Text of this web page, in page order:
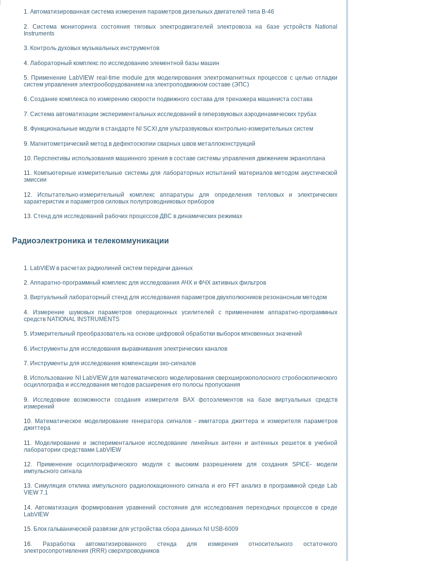
диагностики крови
дисперсных продуктов при обработке возмущениями давления
экспериментальной физики на примере выдающихся экспериментов: самоорганизованная критичность
цвета модели CIE L*a*b с использованием LabVIEW
характеристик солнечных элементов и модулей
программно - аппаратного комплекса NI - Motion
газовых пузырьков по данным эхолокационного зондирования с применением технологии виртуальных приборов
стенда для исследования плазменных процессов синтеза нанопорошков
диагностики плазмы
свойств сегнетоэлектриков методом тепловых шумов
и развития дефектов в растущем монокристалле карбида кремния на основе акустической эмиссии и лазерной интерферометрии
импедансный томограф на базе платы сбора данных PCI 6052E
металлообрабатывающих станков
процессов получения дисперсных продуктов на основе виртуальных приборов
обучающих информационных систем и тренажеров для персонала химических предприятий
процессом цементирования нефтегазовых скважин
среды специальной барокамеры
INSTRUMENTS при разработке автоматизированного комплекса для исследования средств измерения температуры
термотрансферной маркировки изделий
исследований на базе LabVIEW
переходных процессов при коротких замыканиях в узлах электрических нагрузок
переходных характеристик асинхронных двигателей при пуске
неиндустриальных камер в производственных условиях
стенды
комплексы для вузов, осуществляющих подготовку специалистов по пищевой инженерии
нелинейных резистивных цепей
в процесе изучения специальных дисциплин в технических колледжах
WORKBENCH-MULTISIM для электротехнической подготовки инженеров-неэлектриков
ИНС на основе LabVIEW
для создания лабораторного практикума по измерениям магнитных величин
течения в расширяющемся канале
«Изучение магнитных свойств ферромагнетиков. Петля гистерезиса» с использованием графической среды программирования LabVIEW
адиабатического расширения газов
результатов измерительного экспримента
Назначение. Состав. Возможности
Автоматизированная система измерения параметров дизельных двигателей типа В-46
Система мониторинга состояния тяговых электродвигателей электровоза на базе устройств National
Instruments
Контроль духовых музыкальных инструментов
Лабораторный комплекс по исследованию элементной базы машин
Применение LabVIEW real-time module для моделирования электромагнитных процессов с целью отладки
систем управления электрооборудованием на электроподвижном составе (ЭПС)
Создание комплекса по измерению скорости подвижного состава для тренажера машиниста состава
Система автоматизации экспериментальных исследований в гиперзвуковых аэродинамических трубах
Функциональные модули в стандарте Nl SCXI для ультразвуковых контрольно-измерительных систем
Магнитометрический метод в дефектоскопии сварных швов металлоконструкций
Перспективы использования машинного зрения в составе системы управления движением экраноплана
Компьютерные измерительные системы для лабораторных испытаний материалов методом акустической
эмиссии
Испытательно-измерительный комплекс аппаратуры для определения тепловых и электрических
характеристик и параметров силовых полупроводниковых приборов
Стенд для исследований рабочих процессов ДВС в динамических режимах
Радиоэлектроника и телекоммуникации
LabVIEW в расчетах радиолиний систем передачи данных
Аппаратно-программный комплекс для исследования АЧХ и ФЧХ активных фильтров
Виртуальный лабораторный стенд для исследования параметров двухполюсников резонансным методом
Измерение шумовых параметров операционных усилителей с применением аппаратно-программных
средств NATIONAL INSTRUMENTS
Измерительный преобразователь на основе цифровой обработки выборок мгновенных значений
Инструменты для исследования выравнивания электрических каналов
Инструменты для исследования компенсации эхо-сигналов
Использование NI LabVIEW для математического моделирования сверхширокополосного стробоскопического
осциллографа и исследования методов расширения его полосы пропускания
Исследовние возможности создания измерителя ВАХ фотоэлементов на базе виртуальных средств
измерений
Математическое моделирование генератора сигналов - имитатора джиттера и измерителя параметров
джиттера
Моделирование и экспериментальное исследование линейных антенн и антенных решеток в учебной
лаборатории средствами LabVIEW
Применение осциллографического модуля с высоким разрешением для создания SPICE- модели
импульсного сигнала
Симуляция отклика импульсного радиолокационного сигнала и его FFT анализ в программной среде Lab
VIEW 7.1
Автоматизация формирования уравнений состояния для исследования переходных процессов в среде
LabVIEW
Блок гальванической развязки для устройства сбора данных NI USB-6009
Разработка автоматизированного стенда для измерения относительного остаточного
электросопротивления (RRR) сверхпроводников